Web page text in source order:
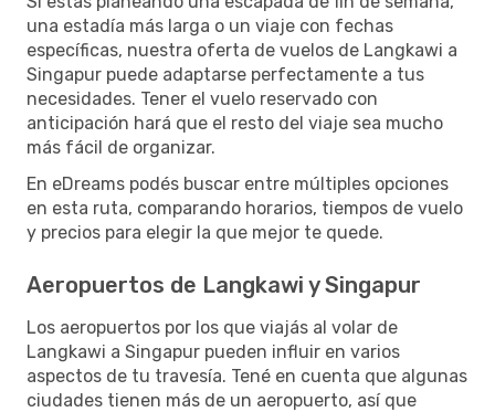
una estadía más larga o un viaje con fechas
específicas, nuestra oferta de vuelos de Langkawi a
Singapur puede adaptarse perfectamente a tus
necesidades. Tener el vuelo reservado con
anticipación hará que el resto del viaje sea mucho
más fácil de organizar.
En eDreams podés buscar entre múltiples opciones
en esta ruta, comparando horarios, tiempos de vuelo
y precios para elegir la que mejor te quede.
Aeropuertos de Langkawi y Singapur
Los aeropuertos por los que viajás al volar de
Langkawi a Singapur pueden influir en varios
aspectos de tu travesía. Tené en cuenta que algunas
ciudades tienen más de un aeropuerto, así que